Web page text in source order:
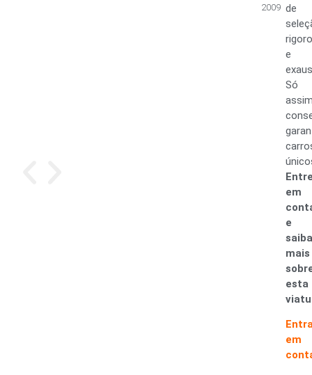
2009 de
e
Só
em
e
saiba
mais
esta
em